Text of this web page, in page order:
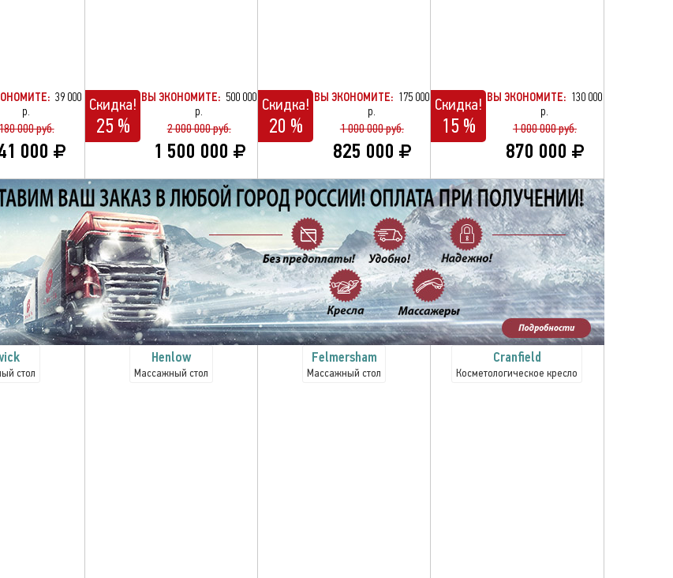
39 000
р.
000 руб.
000
Скидка!
25 %
ВЫ ЭКОНОМИТЕ: 500 000
р.
2 000 000 руб.
1 500 000
Скидка!
20 %
ВЫ ЭКОНОМИТЕ: 175 000
р.
1 000 000 руб.
825 000
Скидка!
15 %
ВЫ ЭКОНОМИТЕ: 130 000
р.
1 000 000 руб.
870 000
стол
Henlow
Массажный стол
Felmersham
Массажный стол
Cranfield
Косметологическое кресло